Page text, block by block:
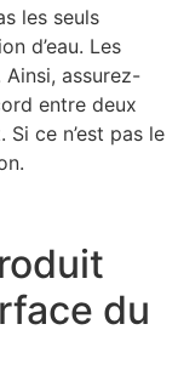
les seuls
d’eau. Les
assurez-
entre deux
ce n’est pas le
du